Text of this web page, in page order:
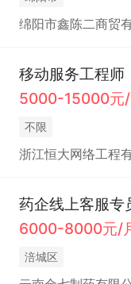
绵阳市鑫陈二商贸
移动服务工程师
5000-15000元/
不限
浙江恒大网络工程
药企线上客服专
6000-8000元/
涪城区